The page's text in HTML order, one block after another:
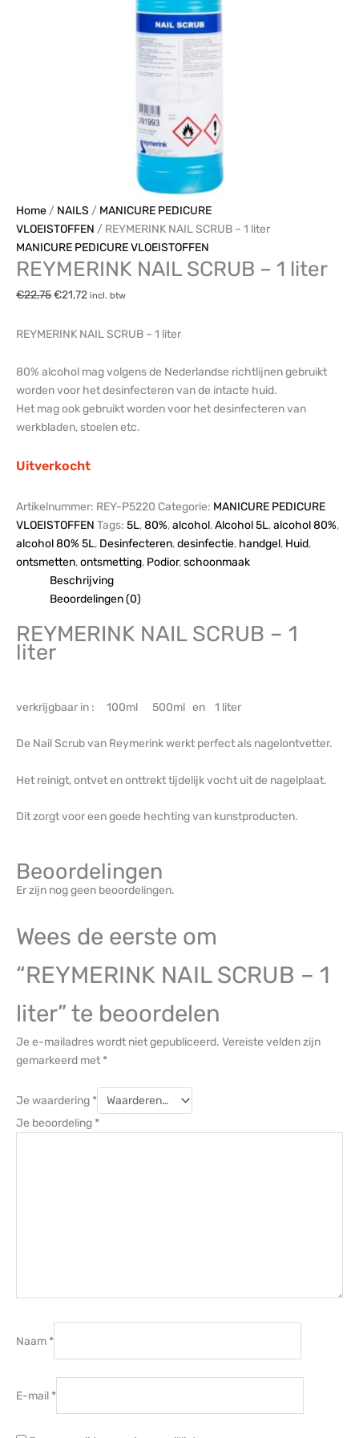
Home / NAILS / MANICURE PEDICURE
VLOEISTOFFEN / REYMERINK NAIL SCRUB – 1 liter
MANICURE PEDICURE VLOEISTOFFEN
REYMERINK NAIL SCRUB – 1 liter
€22,75€21,72 incl. btw
REYMERINK NAIL SCRUB – 1 liter
80% alcohol mag volgens de Nederlandse richtlijnen gebruikt
worden voor het desinfecteren van de intacte huid.
Het mag ook gebruikt worden voor het desinfecteren van
werkbladen, stoelen etc.
Uitverkocht
Artikelnummer: REY-P5220 Categorie: MANICURE PEDICURE
VLOEISTOFFEN Tags: 5L,80%,alcohol,Alcohol 5L,alcohol 80%,
alcohol 80% 5L, Desinfecteren,desinfectie, handgel, Huid,
ontsmetten,ontsmetting, Podior,schoonmaak
Beschrijving
Beoordelingen (0)
REYMERINK NAIL SCRUB – 1
liter
verkrijgbaar in : 100ml 500ml en 1 liter
De Nail Scrub van Reymerink werkt perfect als nagelontvetter.
Het reinigt, ontvet en onttrekt tijdelijk vocht uit de nagelplaat.
Dit zorgt voor een goede hechting van kunstproducten.
Beoordelingen
Er zijn nog geen beoordelingen.
Wees de eerste om
“REYMERINK NAIL SCRUB – 1
liter” te beoordelen
Je e-mailadres wordt niet gepubliceerd. Vereiste velden zijn
gemarkeerd met *
Je waardering *
Je beoordeling *
Naam *
E-mail *